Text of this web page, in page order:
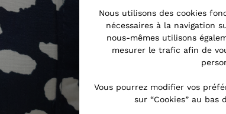
Nous utilisons des cookies
nécessaires à la navigation
nous-mêmes utilisons
mesurer le trafic afin de
Vous pourrez modifier vos
sur “Cookies” au bas